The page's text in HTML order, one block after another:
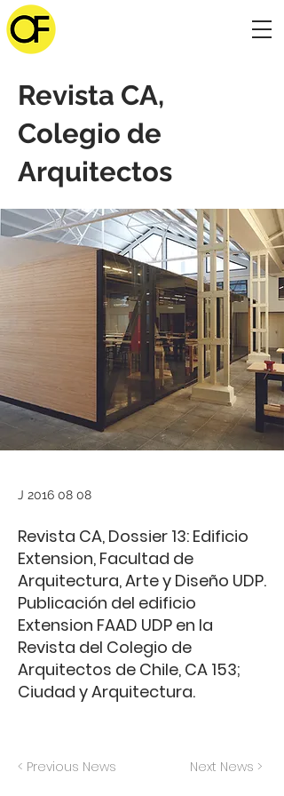
J 2016 08 08
Revista CA, Dossier 13: Edificio
Extension, Facultad de
Arquitectura, Arte y Diseño UDP.
Publicación del edificio
Extension FAAD UDP en la
Revista del Colegio de
Arquitectos de Chile, CA 153;
Ciudad y Arquitectura.
< Previous News Next News >
Revista CA,
Colegio de
Arquitectos